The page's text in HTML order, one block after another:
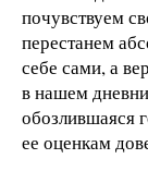
почувствуем
перестанем
себе сами, а
в нашем
обозлившаяся
ее оценкам